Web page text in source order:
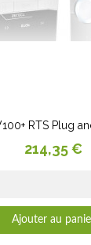
RTS Plug
Prix
214,35 €
Ajouter au